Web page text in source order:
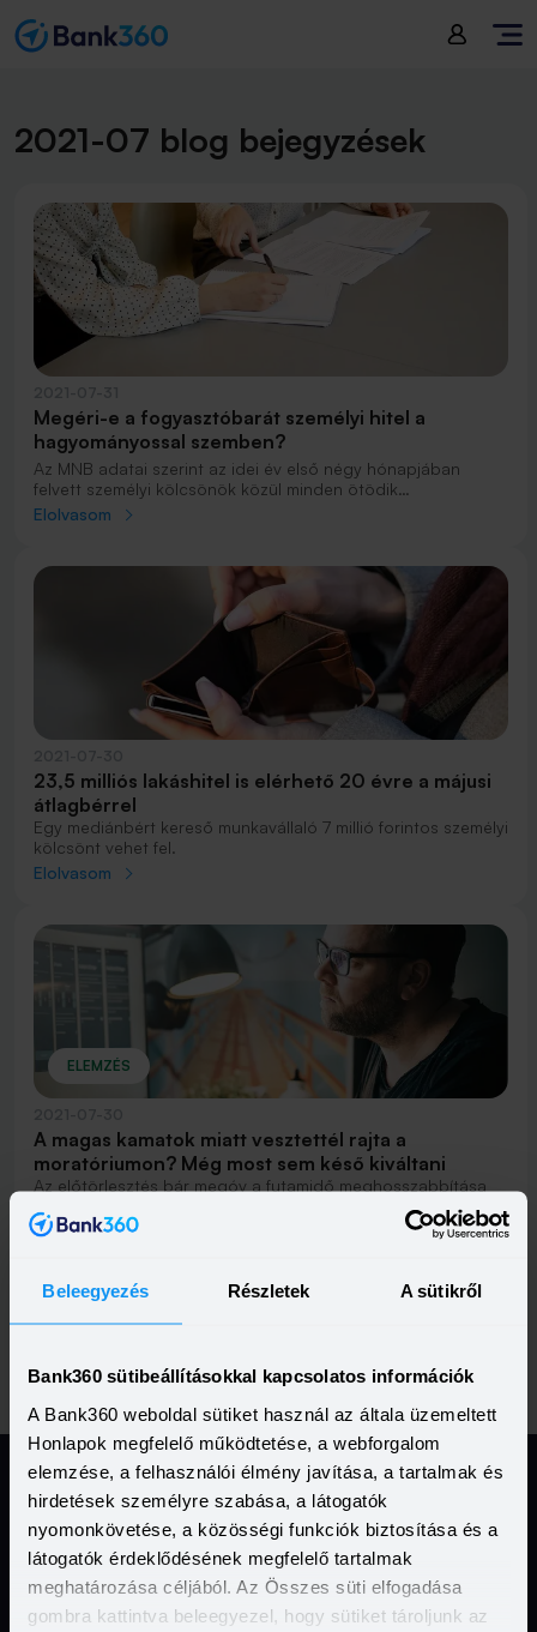
Beleegyezés Részletek A sütikről
Bank360 sütibeállításokkal kapcsolatos információk
A Bank360 weboldal sütiket használ az általa üzemeltett
Honlapok megfelelő működtetése, a webforgalom
elemzése, a felhasználói élmény javítása, a tartalmak és
hirdetések személyre szabása, a látogatók
nyomonkövetése, a közösségi funkciók biztosítása és a
látogatók érdeklődésének megfelelő tartalmak
meghatározása céljából. Az Összes süti elfogadása
gombra kattintva beleegyezel, hogy sütiket tároljunk az
2021-07 blog bejegyzések
Megéri-e a fogyasztóbarát személyi hitel a
hagyományossal szemben?
Az MNB adatai szerint az idei év első négy hónapjában
felvett személyi kölcsönök közül minden ötödik
fogyasztóbarát volt.
Elolvasom
23,5 milliós lakáshitel is elérhető 20 évre a májusi
átlagbérrel
Egy mediánbért kereső munkavállaló 7 millió forintos személyi
kölcsönt vehet fel.
Elolvasom
ELEMZÉS
A magas kamatok miatt vesztettél rajta a
moratóriumon? Még most sem késő kiváltani
Az előtörlesztés bár megóv a futamidő meghosszabbítása
miatti többletköltségtől, magas kamatok mellett kevesebbet
segít.
Elolvasom
Jogi Dokumentumok
Kapcsolat